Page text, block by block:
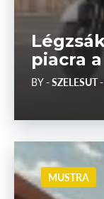
piacra
BY- SZELESUT -
MUSTRA